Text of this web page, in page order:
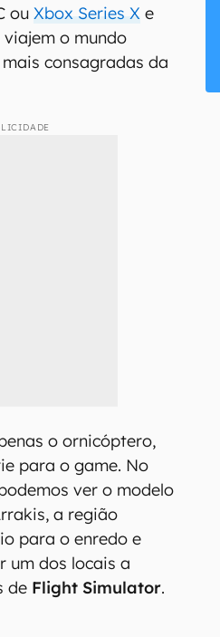
ouXbox Series X e
viajem o mundo
consagradas da
o ornicóptero,
para o game. No
ver o modelo
a região
para o enredo e
um dos locais a
de Flight Simulator.